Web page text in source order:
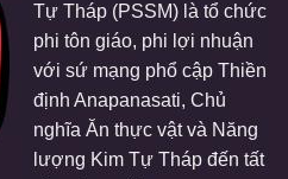
Tự Tháp (PSSM) là tổ chức
phi tôn giáo, phi lợi nhuận
với sứ mạng phổ cập Thiền
định Anapanasati, Chủ
nghĩa Ăn thực vật và Năng
lượng Kim Tự Tháp đến tất